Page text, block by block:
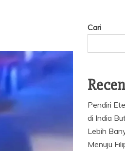
Cari
Pendiri
di India
Lebih
Menuju